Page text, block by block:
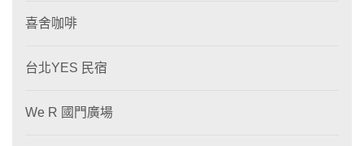
喜舍咖啡
台北YES 民宿
We R 國門廣場